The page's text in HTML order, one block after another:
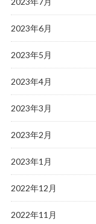
2023年6月
2023年5月
2023年4月
2023年3月
2023年2月
2023年1月
2022年12月
2022年11月